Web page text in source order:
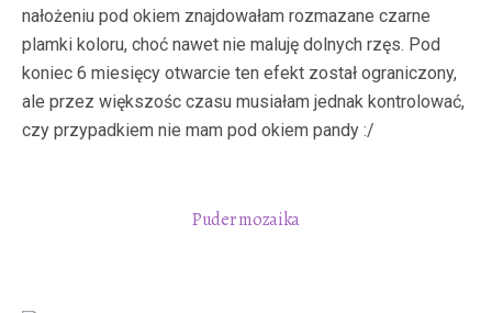
nałożeniu pod okiem znajdowałam rozmazane czarne
plamki koloru, choć nawet nie maluję dolnych rzęs. Pod
koniec 6 miesięcy otwarcie ten efekt został ograniczony,
ale przez większośc czasu musiałam jednak kontrolować,
czy przypadkiem nie mam pod okiem pandy :/
Puder mozaika